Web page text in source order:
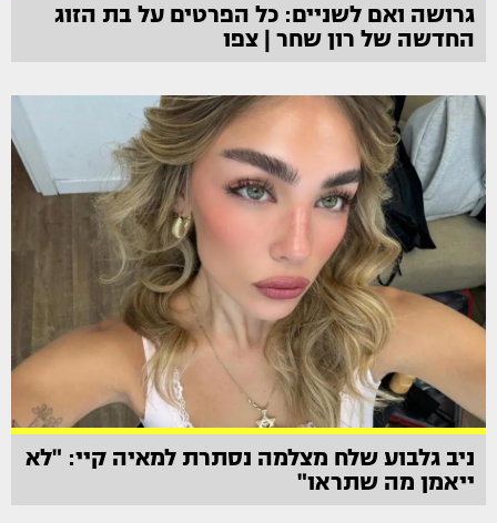
גרושה ואם לשניים: כל הפרטים על בת הזוג
החדשה של רון שחר | צפו
ניב גלבוע שלח מצלמה נסתרת למאיה קיי: "לא
ייאמן מה שתראו"